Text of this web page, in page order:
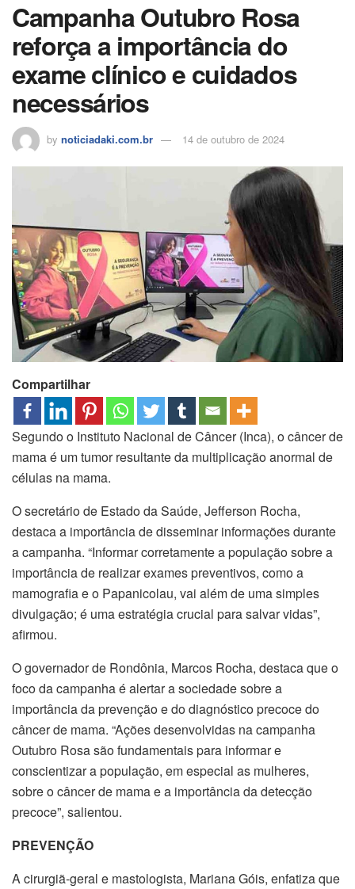
Campanha Outubro Rosa
reforça a importância do
exame clínico e cuidados
necessários
by noticiadaki.com.br 14 de outubro de 2024
Compartilhar
Segundo o Instituto Nacional de Câncer (Inca), o câncer de
mama é um tumor resultante da multiplicação anormal de
células na mama.
O secretário de Estado da Saúde, Jefferson Rocha,
destaca a importância de disseminar informações durante
a campanha. “Informar corretamente a população sobre a
importância de realizar exames preventivos, como a
mamografia e o Papanicolau, vai além de uma simples
divulgação; é uma estratégia crucial para salvar vidas”,
afirmou.
O governador de Rondônia, Marcos Rocha, destaca que o
foco da campanha é alertar a sociedade sobre a
importância da prevenção e do diagnóstico precoce do
câncer de mama. “Ações desenvolvidas na campanha
Outubro Rosa são fundamentais para informar e
conscientizar a população, em especial as mulheres,
sobre o câncer de mama e a importância da detecção
precoce”, salientou.
PREVENÇÃO
A cirurgiã-geral e mastologista, Mariana Góis, enfatiza que